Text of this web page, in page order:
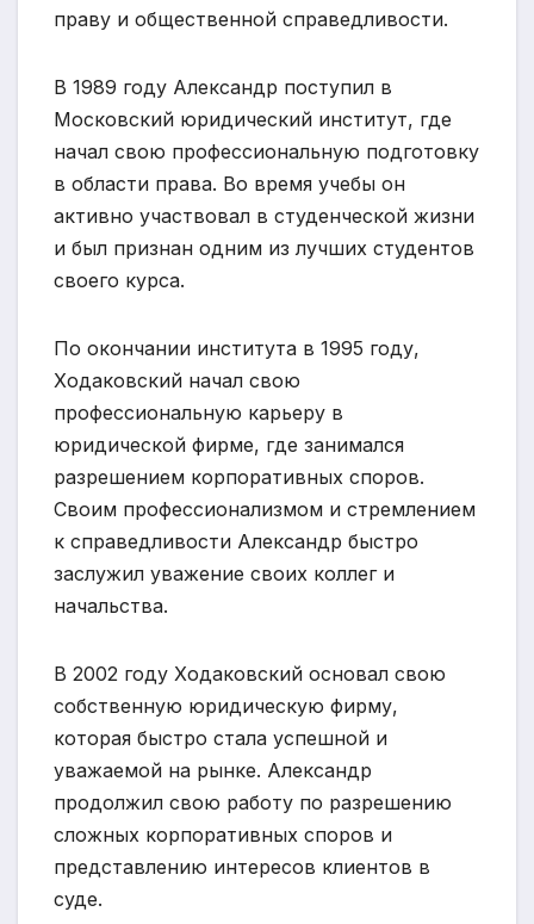
праву и общественной справедливости.
В 1989 году Александр поступил в
Московский юридический институт, где
начал свою профессиональную подготовку
в области права. Во время учебы он
активно участвовал в студенческой жизни
и был признан одним из лучших студентов
своего курса.
По окончании института в 1995 году,
Ходаковский начал свою
профессиональную карьеру в
юридической фирме, где занимался
разрешением корпоративных споров.
Своим профессионализмом и стремлением
к справедливости Александр быстро
заслужил уважение своих коллег и
начальства.
В 2002 году Ходаковский основал свою
собственную юридическую фирму,
которая быстро стала успешной и
уважаемой на рынке. Александр
продолжил свою работу по разрешению
сложных корпоративных споров и
представлению интересов клиентов в
суде.